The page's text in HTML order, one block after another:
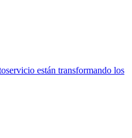
están transformando los